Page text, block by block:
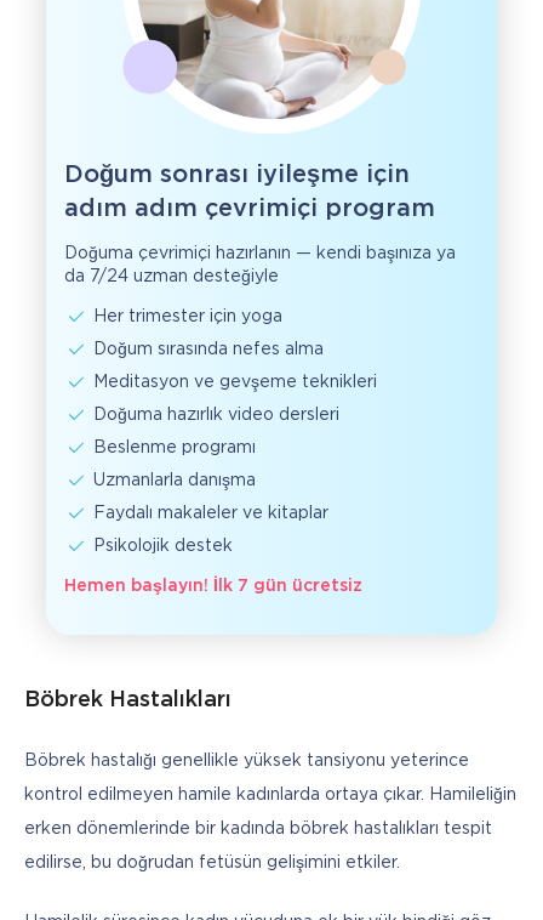
Doğum sonrası iyileşme için
adım adım çevrimiçi program
Doğuma çevrimiçi hazırlanın — kendi başınıza ya
da 7/24 uzman desteğiyle
Her trimester için yoga
Doğum sırasında nefes alma
Meditasyon ve gevşeme teknikleri
Doğuma hazırlık video dersleri
Beslenme programı
Uzmanlarla danışma
Faydalı makaleler ve kitaplar
Psikolojik destek
Hemen başlayın! İlk 7 gün ücretsiz
Böbrek Hastalıkları
Böbrek hastalığı genellikle yüksek tansiyonu yeterince
kontrol edilmeyen hamile kadınlarda ortaya çıkar. Hamileliğin
erken dönemlerinde bir kadında böbrek hastalıkları tespit
edilirse, bu doğrudan fetüsün gelişimini etkiler.